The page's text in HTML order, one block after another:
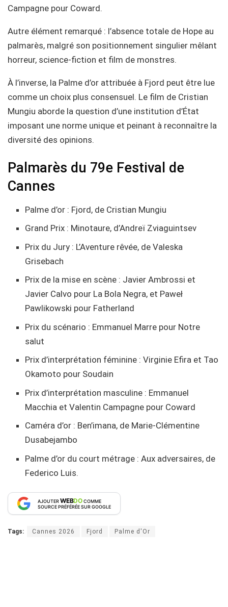
Campagne pour Coward.
Autre élément remarqué : l’absence totale de Hope au
palmarès, malgré son positionnement singulier mêlant
horreur, science-fiction et film de monstres.
À l’inverse, la Palme d’or attribuée à Fjord peut être lue
comme un choix plus consensuel. Le film de Cristian
Mungiu aborde la question d’une institution d’État
imposant une norme unique et peinant à reconnaître la
diversité des opinions.
Palmarès du 79e Festival de
Cannes
Palme d’or : Fjord, de Cristian Mungiu
Grand Prix : Minotaure, d’Andreï Zviaguintsev
Prix du Jury : L’Aventure rêvée, de Valeska
Grisebach
Prix de la mise en scène : Javier Ambrossi et
Javier Calvo pour La Bola Negra, et Paweł
Pawlikowski pour Fatherland
Prix du scénario : Emmanuel Marre pour Notre
salut
Prix d’interprétation féminine : Virginie Efira et Tao
Okamoto pour Soudain
Prix d’interprétation masculine : Emmanuel
Macchia et Valentin Campagne pour Coward
Caméra d’or : Ben’imana, de Marie-Clémentine
Dusabejambo
Palme d’or du court métrage : Aux adversaires, de
Federico Luis.
AJOUTERWEBDOCOMME
SOURCE PRÉFÉRÉE SUR GOOGLE
Tags: Cannes 2026 Fjord Palme d'Or